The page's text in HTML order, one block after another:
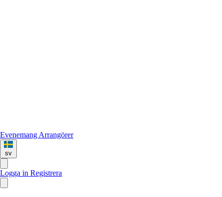
Evenemang Arrangörer
sv
Logga in Registrera